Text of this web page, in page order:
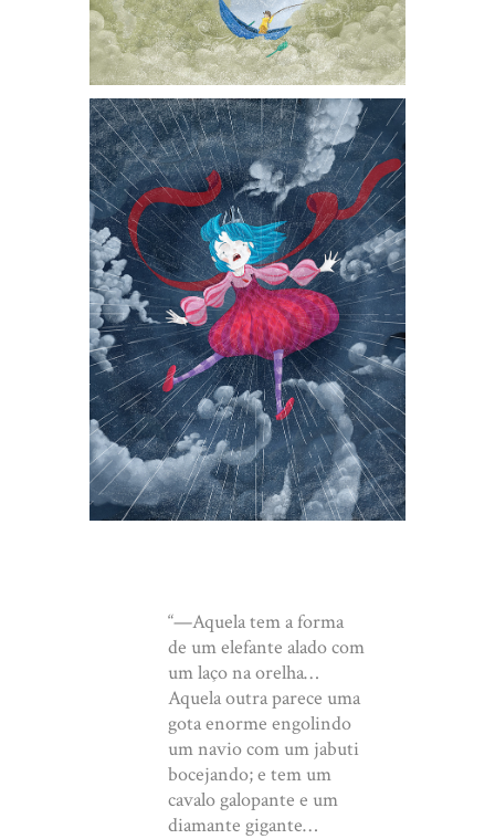
“—Aquela tem a forma
de um elefante alado com
um laço na orelha…
Aquela outra parece uma
gota enorme engolindo
um navio com um jabuti
bocejando; e tem um
cavalo galopante e um
diamante gigante…